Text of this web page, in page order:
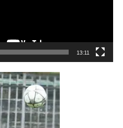
13:11